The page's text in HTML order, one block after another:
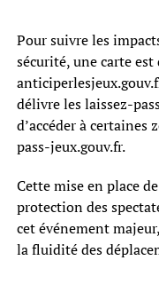
Pour suivre les
sécurité, une carte
délivre les laissez-
d’accéder à certaines
pass-jeux.gouv.fr.
Cette mise en place
protection des
cet événement
la fluidité des